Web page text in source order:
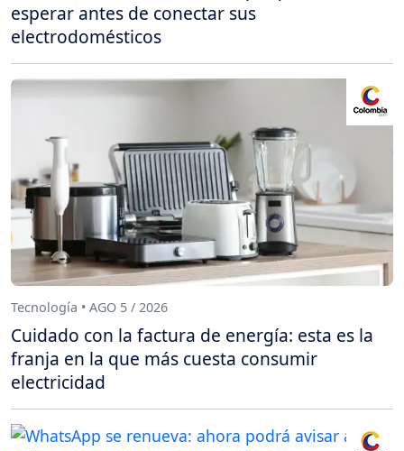
esperar antes de conectar sus
electrodomésticos
Tecnología • AGO 5 / 2026
Cuidado con la factura de energía: esta es la
franja en la que más cuesta consumir
electricidad